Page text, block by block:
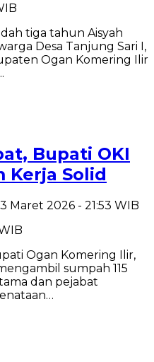
tiga tahun Aisyah
Desa Tanjung Sari I,
Ogan Komering Ilir
Bupati OKI
Kerja Solid
3 Maret 2026 - 21:53 WIB
Ogan Komering Ilir,
sumpah 115
dan pejabat